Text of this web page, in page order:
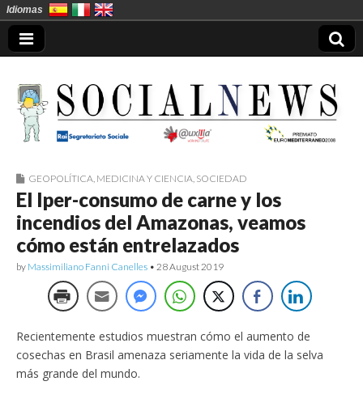
Socialnews en
Español
GEOPOLÍTICA MEDICINA Y CIENCIA SOCIEDAD
El Iper-consumo de carne y los
incendios del Amazonas, veamos
cómo están entrelazados
by Massimiliano Fanni Canelles • 28 August 2019
Recientemente estudios muestran cómo el aumento de
cosechas en Brasil amenaza seriamente la vida de la selva
más grande del mundo.
Idiomas